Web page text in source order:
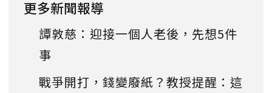
更多新聞報導
譚敦慈：迎接一個人老後，先想5件
事
戰爭開打，錢變廢紙？教授提醒：這